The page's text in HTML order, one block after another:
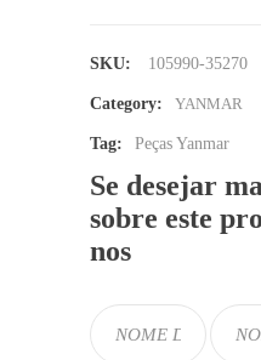
SKU: 105990-35270
Category: YANMAR
Tag: Peças Yanmar
Se desejar
sobre este
nos